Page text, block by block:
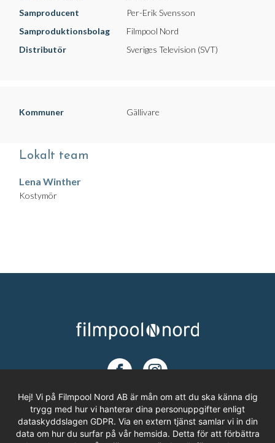
Samproducent
Per-Erik Svensson
Samproduktionsbolag
Filmpool Nord
Distributör
Sveriges Television (SVT)
Kommuner Gällivare
Lokalt team
Lena Winther
Kostymör
ADRESS
Hej! Vi på Filmpool Nord AB är mån om att du ska känna dig
trygg med hur vi hanterar dina personuppgifter enligt
dataskyddslagen GDPR. Via en extern tjänst samlar vi in din
data om hur du surfar på vår hemsida. Detta för att förbättra